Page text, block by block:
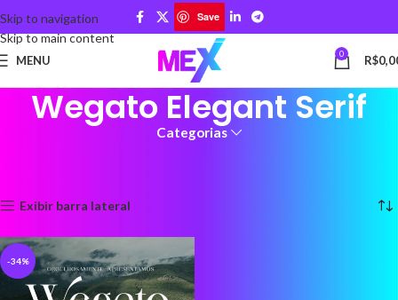
Skip to navigation
Skip to main content
Save
MENU 0 R$
Wegato Elegant Serif
Categorias
Exibir barra lateral
-34%